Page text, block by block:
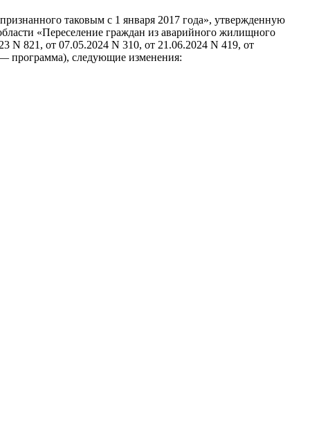
таковым с 1 января 2017 года», утвержденную
«Переселение граждан из аварийного жилищного
N 821, от 07.05.2024 N 310, от 21.06.2024 N 419, от
— программа), следующие изменения: